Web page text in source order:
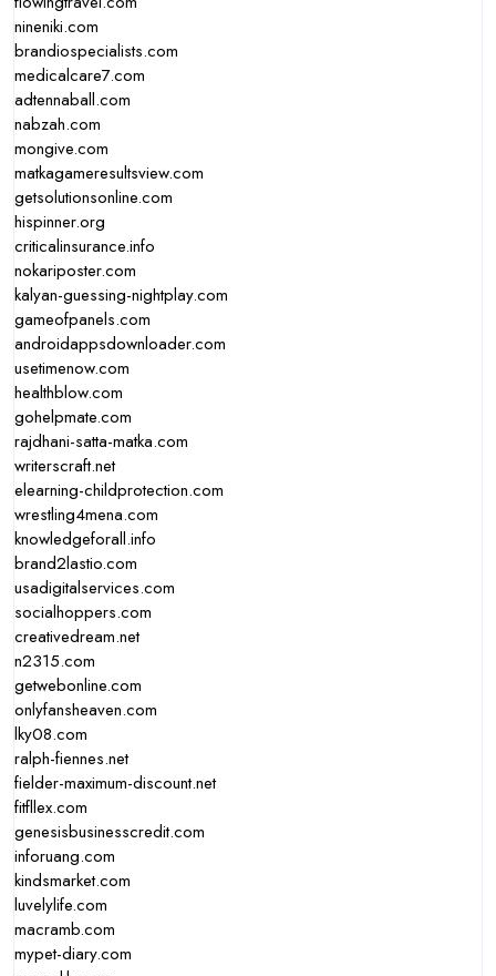
nineniki.com
brandiospecialists.com
medicalcare7.com
adtennaball.com
nabzah.com
mongive.com
matkagameresultsview.com
getsolutionsonline.com
hispinner.org
criticalinsurance.info
nokariposter.com
kalyan-guessing-nightplay.com
gameofpanels.com
androidappsdownloader.com
usetimenow.com
healthblow.com
gohelpmate.com
rajdhani-satta-matka.com
writerscraft.net
elearning-childprotection.com
wrestling4mena.com
knowledgeforall.info
brand2lastio.com
usadigitalservices.com
socialhoppers.com
creativedream.net
n2315.com
getwebonline.com
onlyfansheaven.com
lky08.com
ralph-fiennes.net
fielder-maximum-discount.net
fitfllex.com
genesisbusinesscredit.com
inforuang.com
kindsmarket.com
luvelylife.com
macramb.com
mypet-diary.com